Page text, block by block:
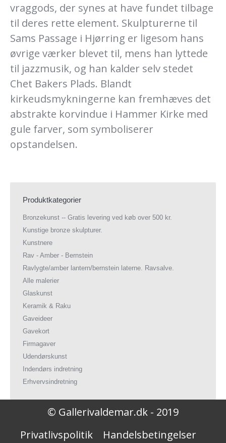
vraggods, der synes at have fundet tilbage
til deres rette element. Skulpturerne til
Sams Passage i Hjørring er ligesom hans
øvrige værker blevet til, mens han lyttede
til jazzmusik, og han kalder selv stedet
Chet Bakers Plads. Blandt
kirkeudsmykningerne kan fremhæves det
abstrakte korvindue i Hammer Kirke med
gule farver, som symboliserer
opstandelsen.
Produktkategorier
Bronzekunst -- Gratis levering ved køb over 500 kr.
Kunstige bronze skulpturer.
Kunstnere
Rav - Amber - Bernstein
Ravlygte/amber lantern/bernstein laterne. Ravsalve.
Alle malerier
Glaskunst
Keramik & Raku
Gaveideer
Gavekort
Firmagaver
Udendørskunst
Indendørs indretning
Erhvervsindretning
© Gallerivaldemar.dk - 2019
Privatlivspolitik
Handelsbetingelser